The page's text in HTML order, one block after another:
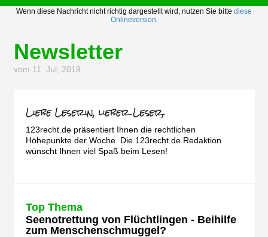
Wenn diese Nachricht nicht richtig dargestellt wird, nutzen Sie bitte diese
Onlineversion.
Newsletter
vom 11. Jul, 2019
123recht.de präsentiert Ihnen die rechtlichen
Höhepunkte der Woche. Die 123recht.de Redaktion
wünscht Ihnen viel Spaß beim Lesen!
Top Thema
Seenotrettung von Flüchtlingen - Beihilfe
zum Menschenschmuggel?